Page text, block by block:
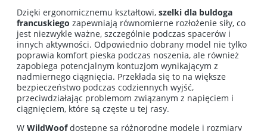
Dzięki ergonomicznemu kształtowi, szelki dla buldoga
francuskiego zapewniają równomierne rozłożenie siły, co
jest niezwykle ważne, szczególnie podczas spacerów i
innych aktywności. Odpowiednio dobrany model nie tylko
poprawia komfort pieska podczas noszenia, ale również
zapobiega potencjalnym kontuzjom wynikającym z
nadmiernego ciągnięcia. Przekłada się to na większe
bezpieczeństwo podczas codziennych wyjść,
przeciwdziałając problemom związanym z napięciem i
ciągnięciem, które są częste u tej rasy.
W WildWoofdostępne są różnorodne modele i rozmiary